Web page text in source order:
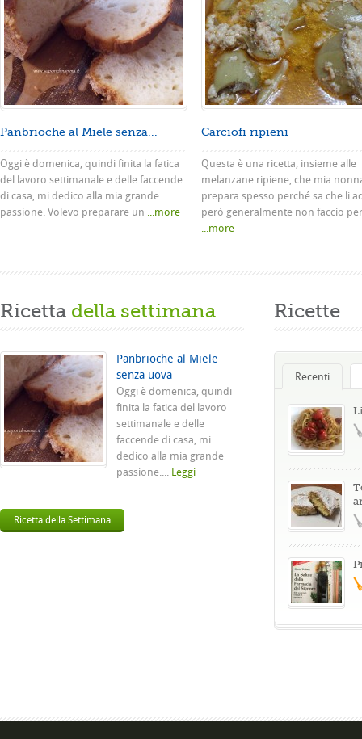
Panbrioche al Miele senza...
Oggi è domenica, quindi finita la fatica
del lavoro settimanale e delle faccende
di casa, mi dedico alla mia grande
passione. Volevo preparare un ...more
Carciofi ripieni
Questa è una ricetta, insieme alle
melanzane ripiene, che mia
prepara spesso perché sa che li
però generalmente non faccio
...more
Ricetta della settimana
Panbrioche al Miele
senza uova
Oggi è domenica, quindi
finita la fatica del lavoro
settimanale e delle
faccende di casa, mi
dedico alla mia grande
passione.... Leggi
Ricetta della Settimana
Ricette
Recenti